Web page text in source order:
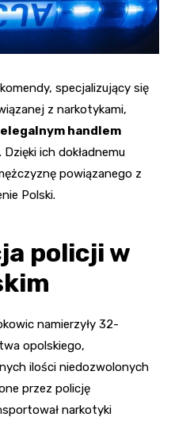
specjalizujący się
z narkotykami,
handlem
. Dzięki ich dokładnemu
powiązanego z
Polski.
policji w
namierzyły 32-
opolskiego,
ilości niedozwolonych
przez policję
narkotyki